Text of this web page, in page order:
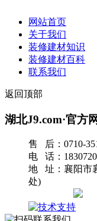
网站首页
关于我们
装修建材知识
装修建材百科
联系我们
返回顶部
湖北J9.com·官方
售 后：0710-
电 话：
地 址：襄阳市
处)